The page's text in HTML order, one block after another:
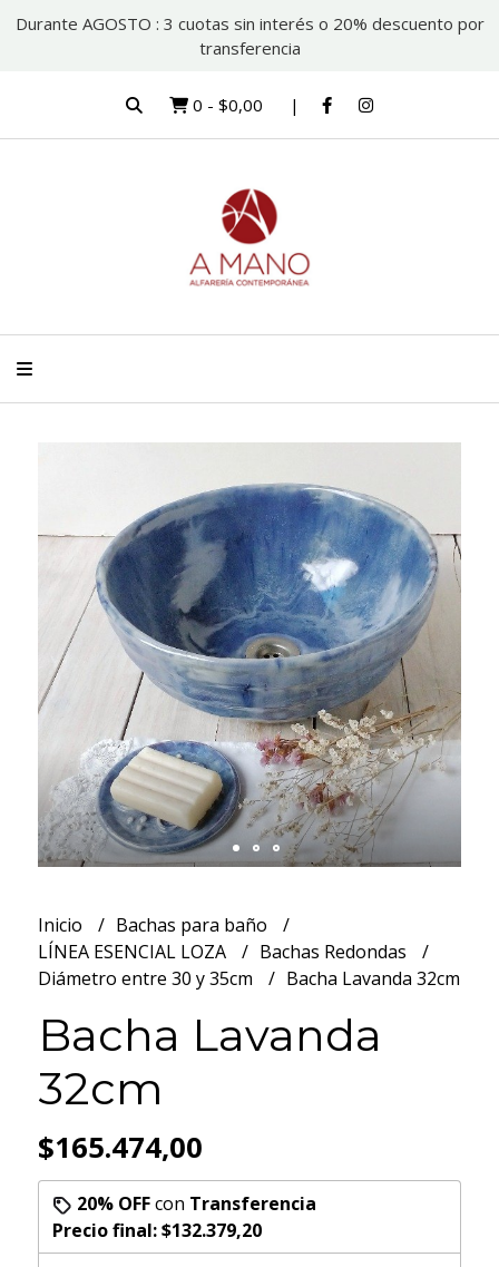
Durante AGOSTO : 3 cuotas sin interés o 20% descuento por
transferencia
0 - $0,00
Inicio
Bachas para baño
LÍNEA ESENCIAL LOZA
Bachas Redondas
Diámetro entre 30 y 35cm
Bacha Lavanda 32cm
Bacha Lavanda
32cm
$165.474,00
20% OFFcon Transferencia
Precio final:$132.379,20